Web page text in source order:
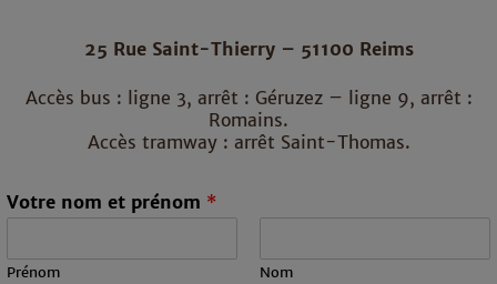
25 Rue Saint-Thierry – 51100 Reims
Accès bus : ligne 3, arrêt : Géruzez – ligne 9, arrêt :
Romains.
Accès tramway : arrêt Saint-Thomas.
Votre nom et prénom *
Prénom Nom